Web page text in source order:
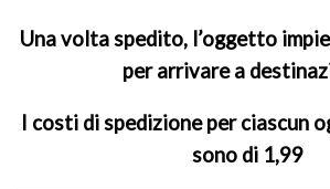
Una volta spedito, l’oggetto
per arrivare a
I costi di spedizione per ciascun
sono di 1,99